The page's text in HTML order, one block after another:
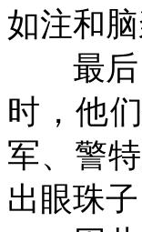
如注和
最后
时，他
军、警
出眼珠